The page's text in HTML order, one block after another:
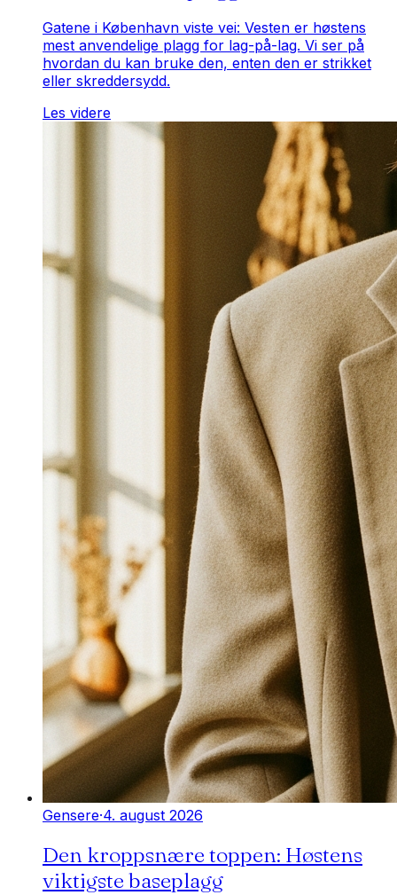
Gatene i København viste vei: Vesten er høstens
mest anvendelige plagg for lag-på-lag. Vi ser på
hvordan du kan bruke den, enten den er strikket
eller skreddersydd.
Les videre
Gensere·4. august 2026
Den kroppsnære toppen: Høstens
viktigste baseplagg